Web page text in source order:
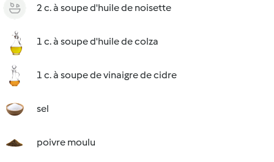
2 c. à soupe d'huile de noisette
1 c. à soupe d'huile de colza
1 c. à soupe de vinaigre de cidre
sel
poivre moulu